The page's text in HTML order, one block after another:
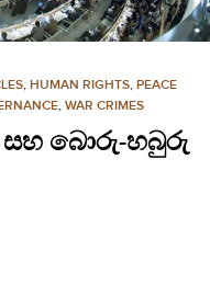
, HUMAN RIGHTS, PEACE
, WAR CRIMES
සහ බොරු-හබුරු